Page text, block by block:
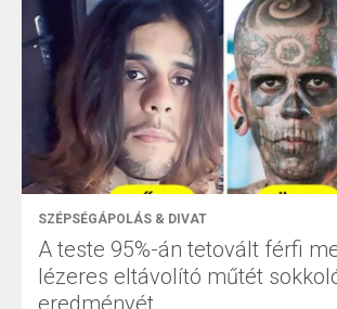
SZÉPSÉGÁPOLÁS & DIVAT
A teste 95%-án tetovált férfi
lézeres eltávolító műtét
eredményét